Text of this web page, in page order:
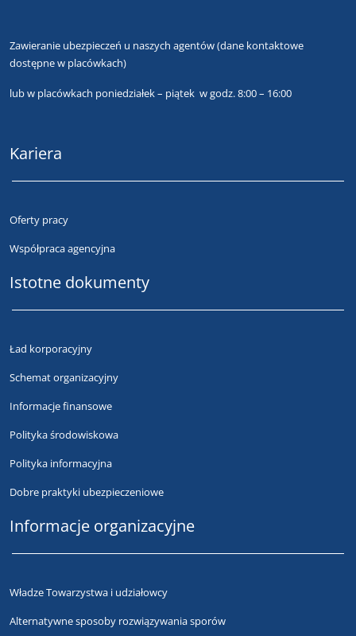
Zawieranie ubezpieczeń u naszych agentów(dane kontaktowe
dostępne w placówkach)
lubw placówkach poniedziałek – piątek w godz. 8:00 – 16:00
Kariera
Oferty pracy
Współpraca agencyjna
Istotne dokumenty
Ład korporacyjny
Schemat organizacyjny
Informacje finansowe
Polityka środowiskowa
Polityka informacyjna
Dobre praktyki ubezpieczeniowe
Informacje organizacyjne
Władze Towarzystwa i udziałowcy
Alternatywne sposoby rozwiązywania sporów